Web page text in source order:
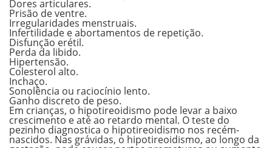
Dores articulares.
Prisão de ventre.
Irregularidades menstruais.
Infertilidade e abortamentos de repetição.
Disfunção erétil.
Perda da libido.
Hipertensão.
Colesterol alto.
Inchaço.
Sonolência ou raciocínio lento.
Ganho discreto de peso.
Em crianças, o hipotireoidismo pode levar a baixo
crescimento e até ao retardo mental. O teste do
pezinho diagnostica o hipotireoidismo nos recém-
nascidos. Nas grávidas, o hipotireoidismo, ao longo da